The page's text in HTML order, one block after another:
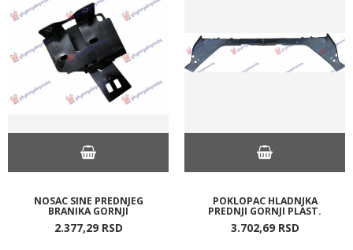
NOSAC SINE PREDNJEG
BRANIKA GORNJI
2.377,29 RSD
POKLOPAC HLADNJKA
PREDNJI GORNJI PLAST.
3.702,69 RSD